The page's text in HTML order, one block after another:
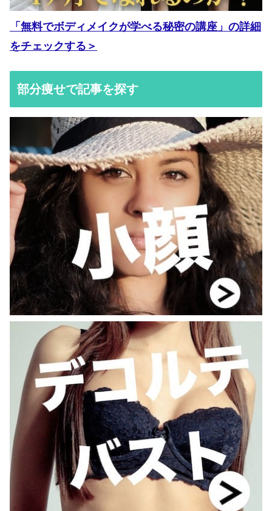
「無料でボディメイクが学べる秘密の講座」の詳細
をチェックする＞
部分痩せで記事を探す